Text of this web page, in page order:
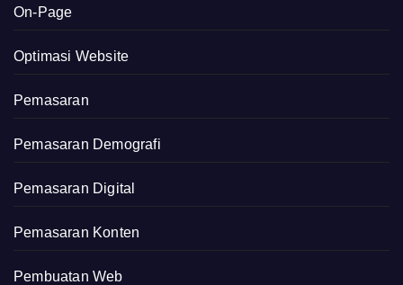
On-Page
Optimasi Website
Pemasaran
Pemasaran Demografi
Pemasaran Digital
Pemasaran Konten
Pembuatan Web